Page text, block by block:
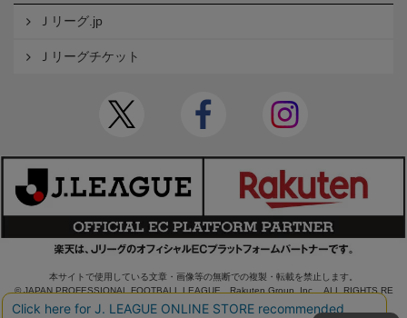
Ｊリーグ.jp
Ｊリーグチケット
本サイトで使用している文章・画像等の無断での複製・転載を禁止します。
© JAPAN PROFESSIONAL FOOTBALL LEAGUE Rakuten Group, Inc. ALL RIGHTS RE
SERVED.